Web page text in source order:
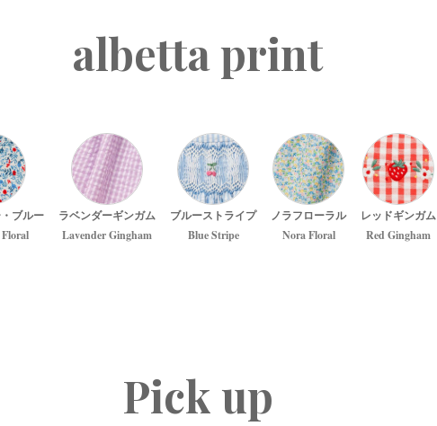
albetta print
ブルー ラベンダーギンガム
Lavender Gingham
ブルーストライプ
Blue Stripe
ノラフローラル
Nora Floral
レッドギンガム
Red Gingham
Pick up